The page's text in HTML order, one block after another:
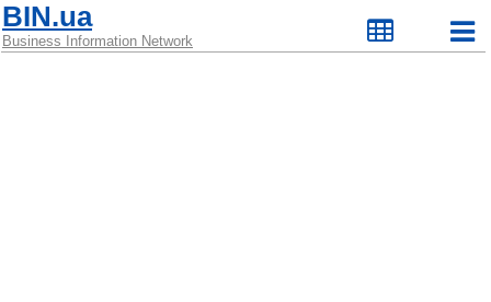
BIN.ua
Business Information Network